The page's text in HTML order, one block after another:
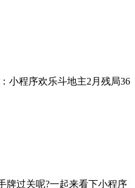
小程序欢乐斗地主2月残局36
过关呢?一起来看下小程序